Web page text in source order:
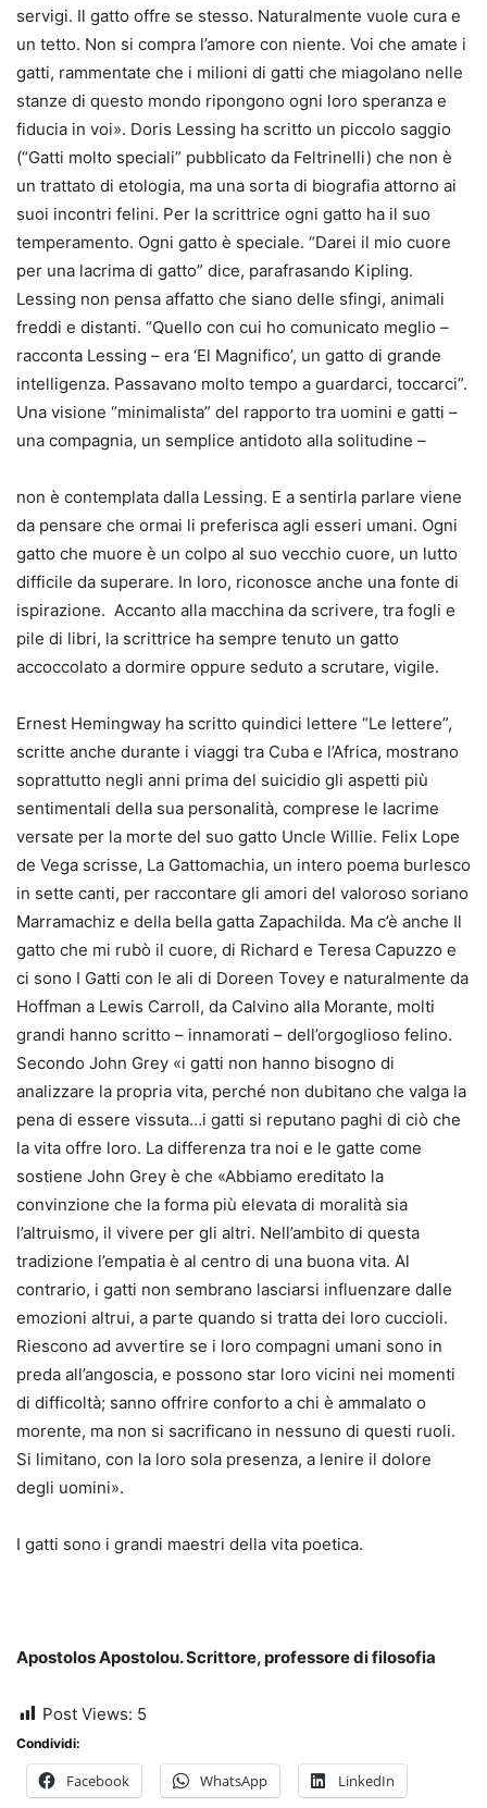
servigi. Il gatto offre se stesso. Naturalmente vuole cura e
un tetto. Non si compra l’amore con niente. Voi che amate i
gatti, rammentate che i milioni di gatti che miagolano nelle
stanze di questo mondo ripongono ogni loro speranza e
fiducia in voi». Doris Lessing ha scritto un piccolo saggio
(“Gatti molto speciali” pubblicato da Feltrinelli) che non è
un trattato di etologia, ma una sorta di biografia attorno ai
suoi incontri felini. Per la scrittrice ogni gatto ha il suo
temperamento. Ogni gatto è speciale. “Darei il mio cuore
per una lacrima di gatto” dice, parafrasando Kipling.
Lessing non pensa affatto che siano delle sfingi, animali
freddi e distanti. “Quello con cui ho comunicato meglio –
racconta Lessing – era ‘El Magnifico’, un gatto di grande
intelligenza. Passavano molto tempo a guardarci, toccarci”.
Una visione “minimalista” del rapporto tra uomini e gatti –
una compagnia, un semplice antidoto alla solitudine –
non è contemplata dalla Lessing. E a sentirla parlare viene
da pensare che ormai li preferisca agli esseri umani. Ogni
gatto che muore è un colpo al suo vecchio cuore, un lutto
difficile da superare. In loro, riconosce anche una fonte di
ispirazione. Accanto alla macchina da scrivere, tra fogli e
pile di libri, la scrittrice ha sempre tenuto un gatto
accoccolato a dormire oppure seduto a scrutare, vigile.
Ernest Hemingway ha scritto quindici lettere “Le lettere”,
scritte anche durante i viaggi tra Cuba e l’Africa, mostrano
soprattutto negli anni prima del suicidio gli aspetti più
sentimentali della sua personalità, comprese le lacrime
versate per la morte del suo gatto Uncle Willie. Felix Lope
de Vega scrisse, La Gattomachia, un intero poema burlesco
in sette canti, per raccontare gli amori del valoroso soriano
Marramachiz e della bella gatta Zapachilda. Ma c’è anche Il
gatto che mi rubò il cuore, di Richard e Teresa Capuzzo e
ci sono I Gatti con le ali di Doreen Tovey e naturalmente da
Hoffman a Lewis Carroll, da Calvino alla Morante, molti
grandi hanno scritto – innamorati – dell’orgoglioso felino.
Secondo John Grey «i gatti non hanno bisogno di
analizzare la propria vita, perché non dubitano che valga la
pena di essere vissuta…i gatti si reputano paghi di ciò che
la vita offre loro. La differenza tra noi e le gatte come
sostiene John Grey è che «Abbiamo ereditato la
convinzione che la forma più elevata di moralità sia
l’altruismo, il vivere per gli altri. Nell’ambito di questa
tradizione l’empatia è al centro di una buona vita. Al
contrario, i gatti non sembrano lasciarsi influenzare dalle
emozioni altrui, a parte quando si tratta dei loro cuccioli.
Riescono ad avvertire se i loro compagni umani sono in
preda all’angoscia, e possono star loro vicini nei momenti
di difficoltà; sanno offrire conforto a chi è ammalato o
morente, ma non si sacrificano in nessuno di questi ruoli.
Si limitano, con la loro sola presenza, a lenire il dolore
degli uomini».
I gatti sono i grandi maestri della vita poetica.
Apostolos Apostolou. Scrittore, professore di filosofia
Post Views: 5
Condividi:
Facebook WhatsApp LinkedIn